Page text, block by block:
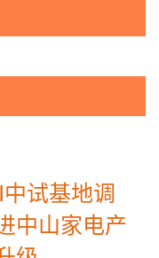
试基地调
中山家电产